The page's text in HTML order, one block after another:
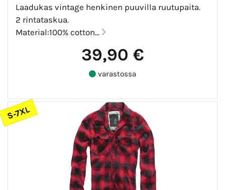
Laadukas vintage henkinen puuvilla ruutupaita.
2 rintataskua.
Material:100% cotton...
39,90 €
varastossa
S-7XL